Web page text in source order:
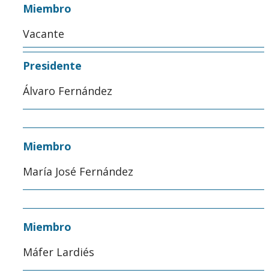
Miembro
Vacante
Presidente
Álvaro Fernández
Miembro
María José Fernández
Miembro
Máfer Lardiés